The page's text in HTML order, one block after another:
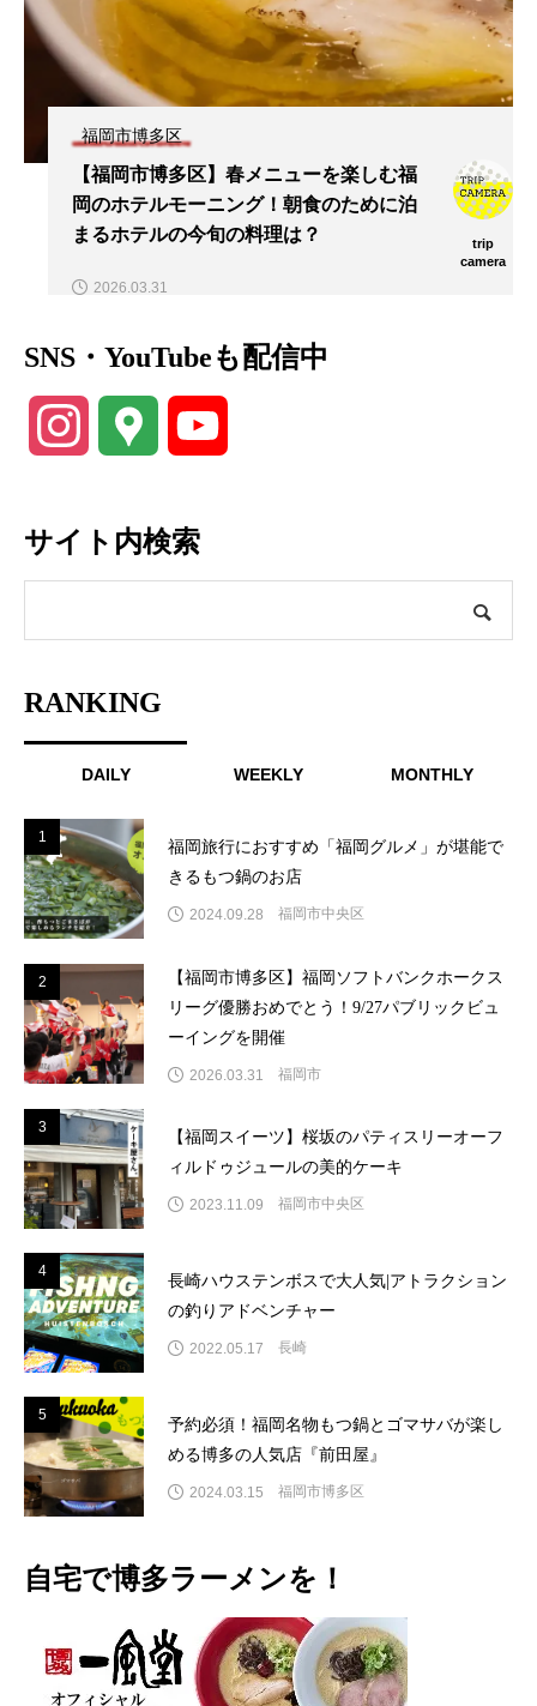
福岡市博多区
【福岡市博多区】春メニューを楽しむ福
岡のホテルモーニング！朝食のために泊
まるホテルの今旬の料理は？
trip
camera
2026.03.31
SNS・YouTubeも配信中
Instagram Google
サイト内検索
RANKING
DAILY WEEKLY MONTHLY
1
福岡旅行におすすめ「福岡グルメ」が堪能で
きるもつ鍋のお店
2024.09.28 福岡市中央区
2
【福岡市博多区】福岡ソフトバンクホークス
リーグ優勝おめでとう！9/27パブリックビュ
ーイングを開催
2026.03.31 福岡市
3
【福岡スイーツ】桜坂のパティスリーオーフ
ィルドゥジュールの美的ケーキ
2023.11.09 福岡市中央区
4
長崎ハウステンボスで大人気|アトラクション
の釣りアドベンチャー
2022.05.17 長崎
5
予約必須！福岡名物もつ鍋とゴマサバが楽し
める博多の人気店『前田屋』
2024.03.15 福岡市博多区
自宅で博多ラーメンを！